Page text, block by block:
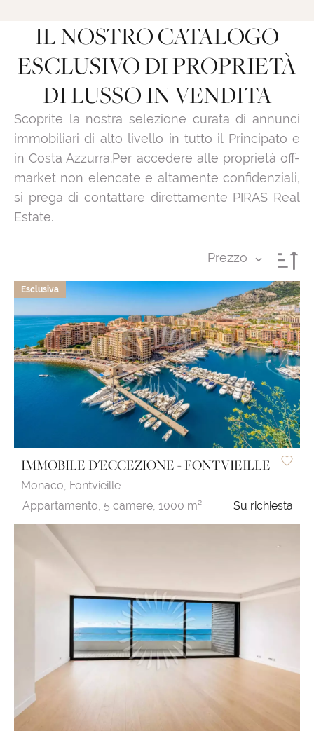
IL NOSTRO CATALOGO
ESCLUSIVO DI PROPRIETÀ
DI LUSSO IN VENDITA
Scoprite la nostra selezione curata di annunci
immobiliari di alto livello in tutto il Principato e
in Costa Azzurra.Per accedere alle proprietà off-
market non elencate e altamente confidenziali,
si prega di contattare direttamente PIRAS Real
Estate.
Prezzo
Esclusiva
IMMOBILE D'ECCEZIONE - FONTVIEILLE
Monaco, Fontvieille
Appartamento, 5 camere, 1000 m² Su richiesta